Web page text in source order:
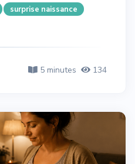
surprise naissance
5 minutes 134